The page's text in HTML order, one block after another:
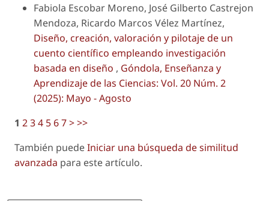
Fabiola Escobar Moreno, José Gilberto Castrejon
Mendoza, Ricardo Marcos Vélez Martínez,
Diseño, creación, valoración y pilotaje de un
cuento científico empleando investigación
basada en diseño , Góndola, Enseñanza y
Aprendizaje de las Ciencias: Vol. 20 Núm. 2
(2025): Mayo - Agosto
1 234 567>>>
También puedeIniciar una búsqueda de similitud
avanzada para este artículo.